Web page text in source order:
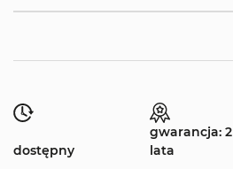
dostępny
gwarancja: 2
lata